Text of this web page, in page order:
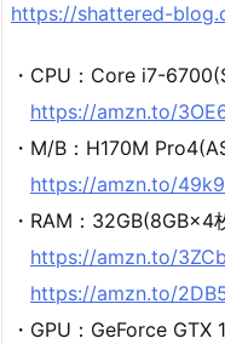
https://shattered-
・CPU：Core i7-
https://amzn.to/
・M/B：H170M
https://amzn.to/
・RAM：32GB(8GB×4
https://amzn.to/
https://amzn.to/
・GPU：GeForce